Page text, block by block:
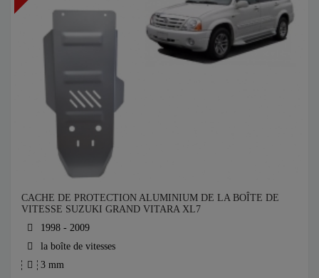
CACHE DE PROTECTION ALUMINIUM DE LA BOÎTE DE
VITESSE SUZUKI GRAND VITARA XL7
1998 - 2009
la boîte de vitesses
3 mm